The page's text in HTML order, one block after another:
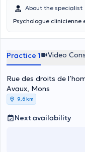
About the specialist
Psychologue
Practice 1 Video
Rue des droits de
Avaux, Mons
9,6 km
Next availability